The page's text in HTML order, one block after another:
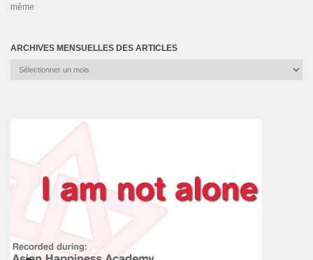
même
ARCHIVES MENSUELLES DES ARTICLES
Archives